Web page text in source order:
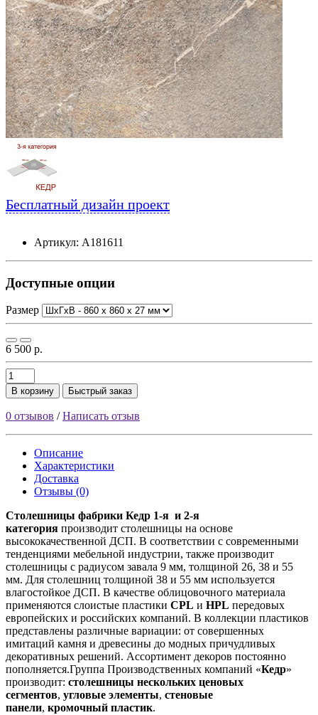
Бесплатный дизайн проект
Артикул: А181611
Доступные опции
Размер
6 500 р.
В корзину Быстрый заказ
0 отзывов /Написать отзыв
Описание
Характеристики
Доставка
Отзывы (0)
Столешницы фабрики Кедр 1-я и 2-я
категория производит столешницы на основе
высококачественной ДСП. В соответствии с современными
тенденциями мебельной индустрии, также производит
столешницы с радиусом завала 9 мм, толщиной 26, 38 и 55
мм. Для столешниц толщиной 38 и 55 мм используется
влагостойкое ДСП. В качестве облицовочного материала
применяются слоистые пластики CPL и HPL передовых
европейских и российских компаний. В коллекции пластиков
представлены различные вариации: от совершенных
имитаций камня и древесины до модных причудливых
декоративных решений. Ассортимент декоров постоянно
пополняется.Группа Производственных компаний «Кедр»
производит: столешницы нескольких ценовых
сегментов, угловые элементы, стеновые
панели, кромочный пластик.